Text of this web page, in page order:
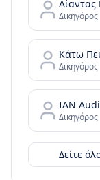
Αίαντας
Δικηγόρος
Κάτω
Δικηγόρος
Δικηγόρος
Δείτε